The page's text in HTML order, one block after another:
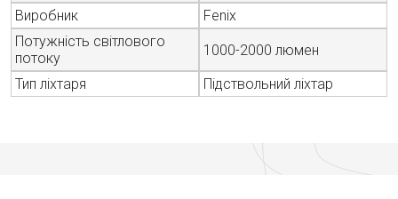
Виробник
Fenix
Потужність світлового
потоку
1000-2000 люмен
Тип ліхтаря Підствольний ліхтар